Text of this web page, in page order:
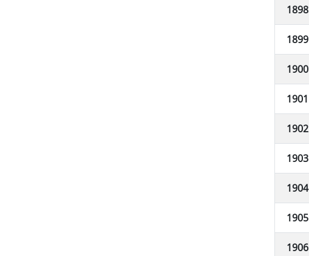
1898
1899
1900
1901
1902
1903
1904
1905
1906